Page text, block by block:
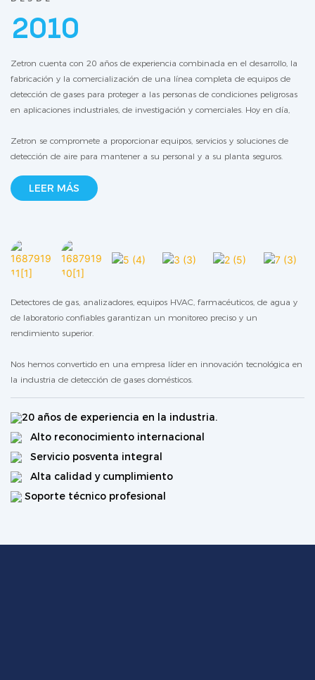
2010
Zetron cuenta con 20 años de experiencia combinada en el desarrollo, la
fabricación y la comercialización de una línea completa de equipos de
detección de gases para proteger a las personas de condiciones peligrosas
en aplicaciones industriales, de investigación y comerciales. Hoy en día,
Zetron se compromete a proporcionar equipos, servicios y soluciones de
detección de aire para mantener a su personal y a su planta seguros.
LEER MÁS
Detectores de gas, analizadores, equipos HVAC, farmacéuticos, de agua y
de laboratorio confiables garantizan un monitoreo preciso y un
rendimiento superior.
Nos hemos convertido en una empresa líder en innovación tecnológica en
la industria de detección de gases domésticos.
20 años de experiencia en la industria.
Alto reconocimiento internacional
Servicio posventa integral
Alta calidad y cumplimiento
Soporte técnico profesional